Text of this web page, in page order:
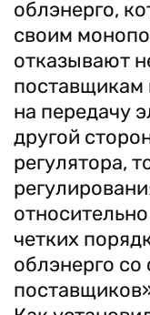
облэнерго,
своим
отказывают
поставщикам
на передачу
другой
регулятора,
четких
облэнерго